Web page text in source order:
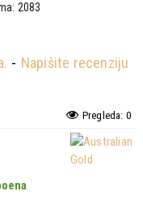
Pregleda: 0
- Napišite recenziju
2083